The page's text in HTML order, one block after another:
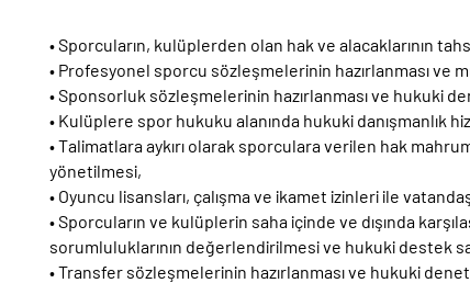
• Sporcuların, kulüplerden olan hak ve alacaklarının
• Profesyonel sporcu sözleşmelerinin hazırlanması ve
• Sponsorluk sözleşmelerinin hazırlanması ve hukuki
• Kulüplere spor hukuku alanında hukuki danışmanlık
• Talimatlara aykırı olarak sporculara verilen hak
yönetilmesi,
• Oyuncu lisansları, çalışma ve ikamet izinleri ile
• Sporcuların ve kulüplerin saha içinde ve dışında
sorumluluklarının değerlendirilmesi ve hukuki destek
• Transfer sözleşmelerinin hazırlanması ve hukuki